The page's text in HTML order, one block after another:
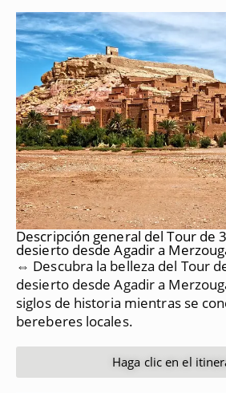
Descripción general del Tour de
desierto desde Agadir a
⇔ Descubra la belleza del Tour
desierto desde Agadir a
siglos de historia mientras se
bereberes locales.
Haga clic en el